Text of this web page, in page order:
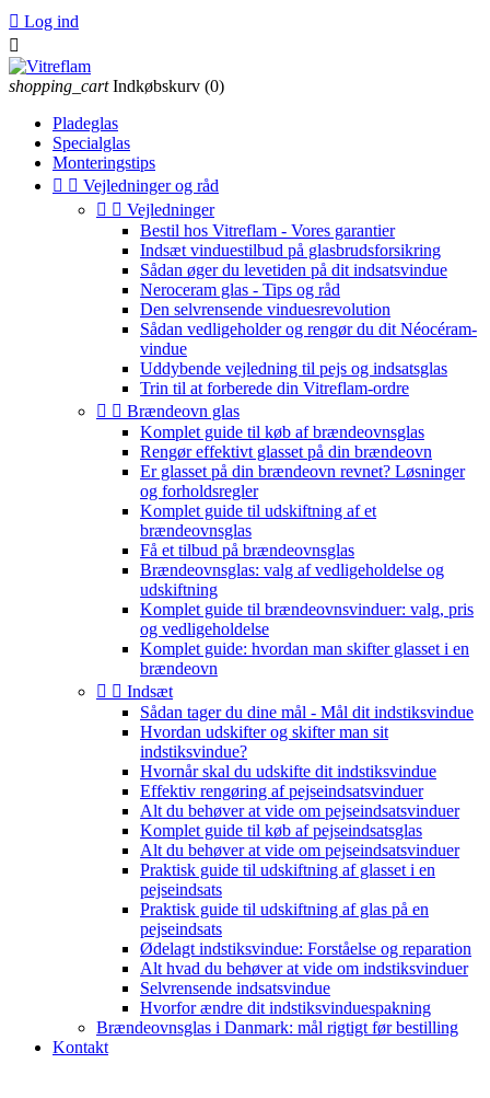
 Log ind

shopping_cart Indkøbskurv (0)
Pladeglas
Specialglas
Monteringstips
  Vejledninger og råd
  Vejledninger
Bestil hos Vitreflam - Vores garantier
Indsæt vinduestilbud på glasbrudsforsikring
Sådan øger du levetiden på dit indsatsvindue
Neroceram glas - Tips og råd
Den selvrensende vinduesrevolution
Sådan vedligeholder og rengør du dit Néocéram-
vindue
Uddybende vejledning til pejs og indsatsglas
Trin til at forberede din Vitreflam-ordre
  Brændeovn glas
Komplet guide til køb af brændeovnsglas
Rengør effektivt glasset på din brændeovn
Er glasset på din brændeovn revnet? Løsninger
og forholdsregler
Komplet guide til udskiftning af et
brændeovnsglas
Få et tilbud på brændeovnsglas
Brændeovnsglas: valg af vedligeholdelse og
udskiftning
Komplet guide til brændeovnsvinduer: valg, pris
og vedligeholdelse
Komplet guide: hvordan man skifter glasset i en
brændeovn
  Indsæt
Sådan tager du dine mål - Mål dit indstiksvindue
Hvordan udskifter og skifter man sit
indstiksvindue?
Hvornår skal du udskifte dit indstiksvindue
Effektiv rengøring af pejseindsatsvinduer
Alt du behøver at vide om pejseindsatsvinduer
Komplet guide til køb af pejseindsatsglas
Alt du behøver at vide om pejseindsatsvinduer
Praktisk guide til udskiftning af glasset i en
pejseindsats
Praktisk guide til udskiftning af glas på en
pejseindsats
Ødelagt indstiksvindue: Forståelse og reparation
Alt hvad du behøver at vide om indstiksvinduer
Selvrensende indsatsvindue
Hvorfor ændre dit indstiksvinduespakning
Brændeovnsglas i Danmark: mål rigtigt før bestilling
Kontakt